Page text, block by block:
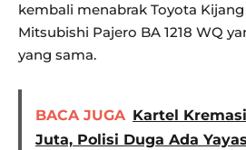
kembali menabrak Toyota Kijang
Mitsubishi Pajero BA 1218 WQ
yang sama.
BACA JUGA Kartel
Juta, Polisi Duga Ada